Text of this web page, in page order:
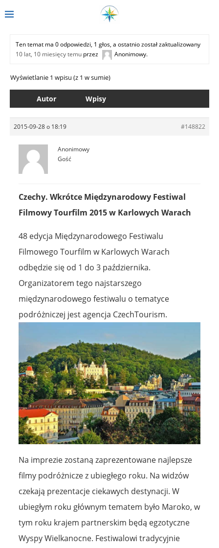
Ten temat ma 0 odpowiedzi, 1 głos, a ostatnio został zaktualizowany
10 lat, 10 miesięcy temu przez Anonimowy.
Wyświetlanie 1 wpisu (z 1 w sumie)
Autor Wpisy
2015-09-28 o 18:19 #148822
Anonimowy
Gość
Czechy. Wkrótce Międzynarodowy Festiwal
Filmowy Tourfilm 2015 w Karlowych Warach
48 edycja Międzynarodowego Festiwalu
Filmowego Tourfilm w Karlowych Warach
odbędzie się od 1 do 3 października.
Organizatorem tego najstarszego
międzynarodowego festiwalu o tematyce
podróżniczej jest agencja CzechTourism.
Na imprezie zostaną zaprezentowane najlepsze
filmy podróżnicze z ubiegłego roku. Na widzów
czekają prezentacje ciekawych destynacji. W
ubiegłym roku głównym tematem było Maroko, w
tym roku krajem partnerskim będą egzotyczne
Wyspy Wielkanocne. Festiwalowi tradycyjnie